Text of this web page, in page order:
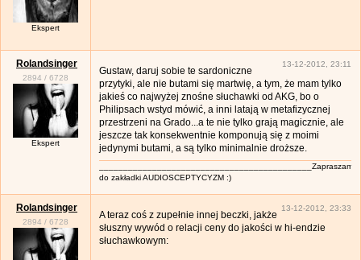
Ekspert
Rolandsinger
2894 / 6728
Ekspert
13-12-2012, 23:11
Gustaw, daruj sobie te sardoniczne
przytyki, ale nie butami się martwię, a tym, że mam tylko
jakieś co najwyżej znośne słuchawki od AKG, bo o
Philipsach wstyd mówić, a inni latają w metafizycznej
przestrzeni na Grado...a te nie tylko grają magicznie, ale
jeszcze tak konsekwentnie komponują się z moimi
jedynymi butami, a są tylko minimalnie droższe.
____________________________________________Zapraszam
do zakładki AUDIOSCEPTYCYZM :)
Rolandsinger
2894 / 6728
13-12-2012, 23:33
A teraz coś z zupełnie innej beczki, jakże
słuszny wywód o relacji ceny do jakości w hi-endzie
słuchawkowym: